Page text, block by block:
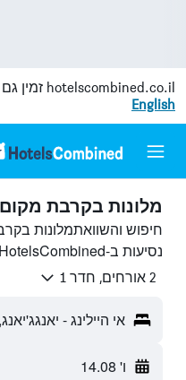
hotelscombined.co.il זמין
English
מלונות בקרבת מקום
חיפוש והשוואתמלונות
נסיעות ב-HotelsCombined.
2 אורחים, חדר 1
אי היילינג -
ו' 14.08